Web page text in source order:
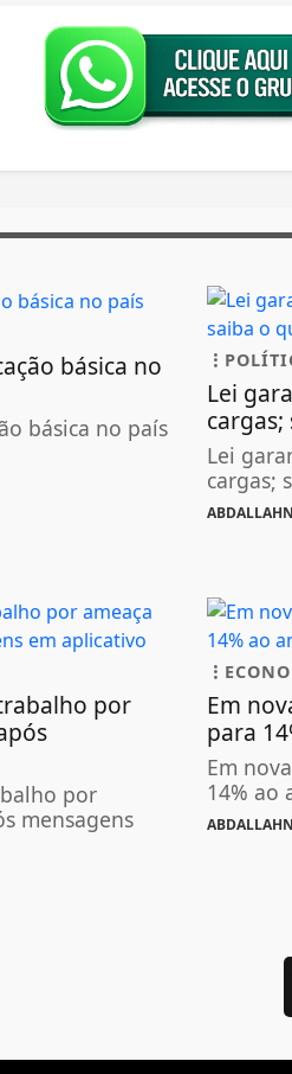
básica no
básica no país
Lei
Lei
cargas;
por
por
mensagens
Em
para
Em
14% ao